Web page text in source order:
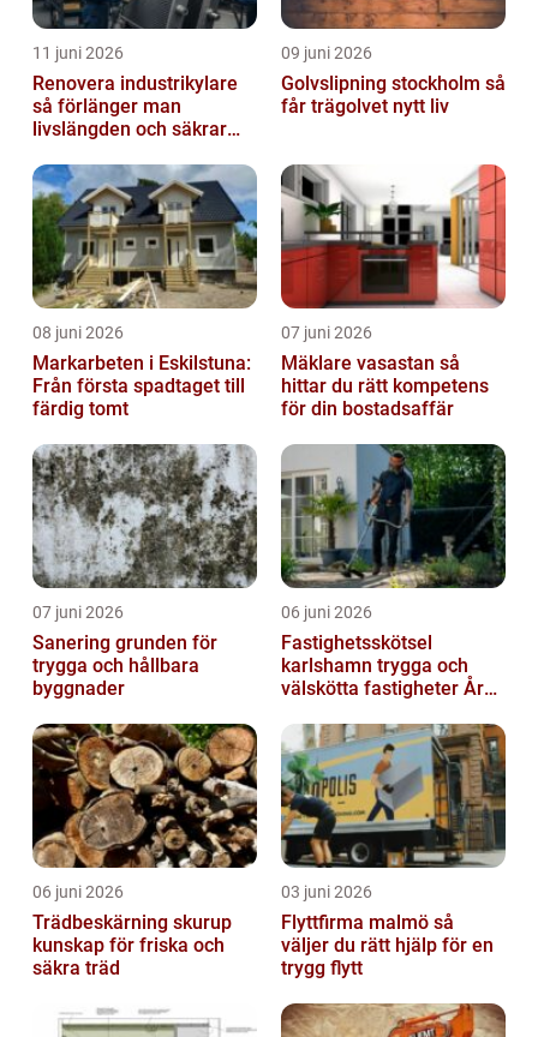
11 juni 2026
Renovera industrikylare
så förlänger man
livslängden och säkrar
09 juni 2026
Golvslipning stockholm så
får trägolvet nytt liv
08 juni 2026
Markarbeten i Eskilstuna:
Från första spadtaget till
färdig tomt
07 juni 2026
Mäklare vasastan så
hittar du rätt kompetens
för din bostadsaffär
07 juni 2026
Sanering grunden för
trygga och hållbara
byggnader
06 juni 2026
Fastighetsskötsel
karlshamn trygga och
välskötta fastigheter Året
06 juni 2026
Trädbeskärning skurup
kunskap för friska och
säkra träd
03 juni 2026
Flyttfirma malmö så
väljer du rätt hjälp för en
trygg flytt